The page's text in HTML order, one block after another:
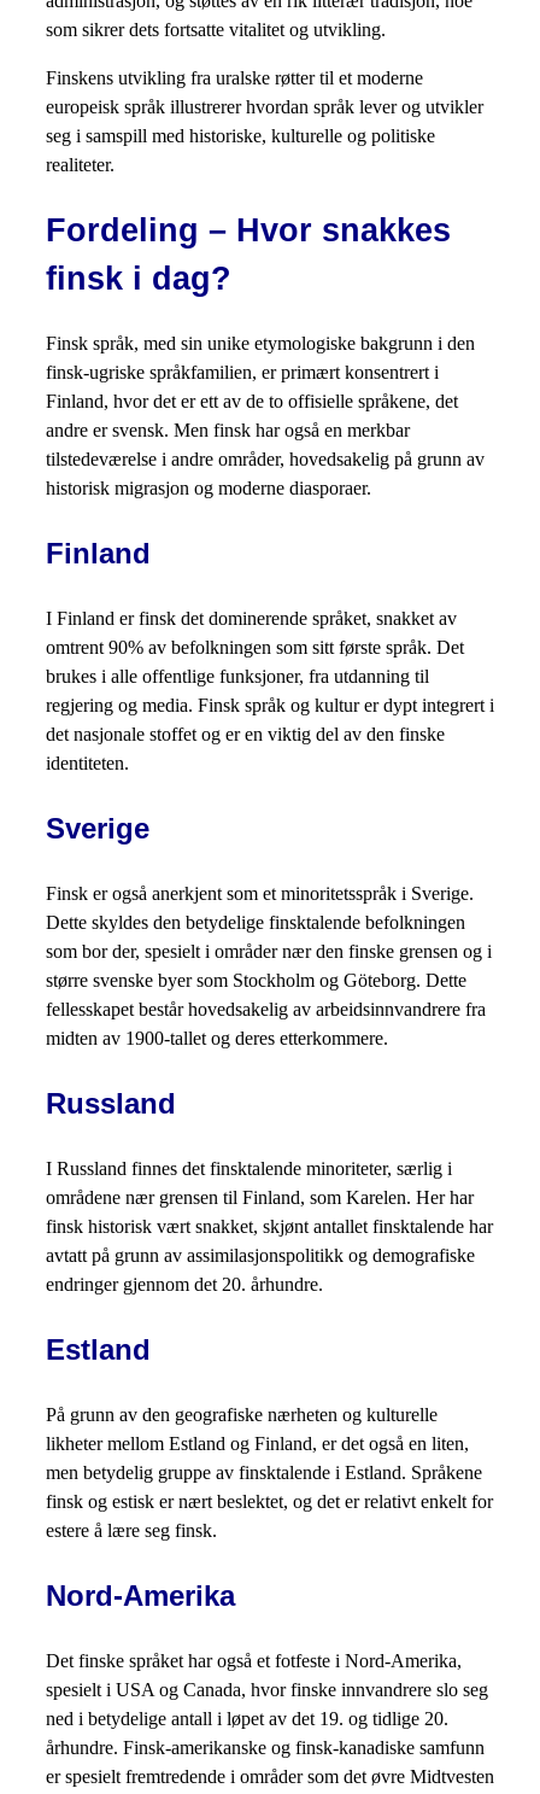
som sikrer dets fortsatte vitalitet og utvikling.
Finskens utvikling fra uralske røtter til et moderne
europeisk språk illustrerer hvordan språk lever og utvikler
seg i samspill med historiske, kulturelle og politiske
realiteter.
Fordeling – Hvor snakkes
finsk i dag?
Finsk språk, med sin unike etymologiske bakgrunn i den
finsk-ugriske språkfamilien, er primært konsentrert i
Finland, hvor det er ett av de to offisielle språkene, det
andre er svensk. Men finsk har også en merkbar
tilstedeværelse i andre områder, hovedsakelig på grunn av
historisk migrasjon og moderne diasporaer.
Finland
I Finland er finsk det dominerende språket, snakket av
omtrent 90% av befolkningen som sitt første språk. Det
brukes i alle offentlige funksjoner, fra utdanning til
regjering og media. Finsk språk og kultur er dypt integrert i
det nasjonale stoffet og er en viktig del av den finske
identiteten.
Sverige
Finsk er også anerkjent som et minoritetsspråk i Sverige.
Dette skyldes den betydelige finsktalende befolkningen
som bor der, spesielt i områder nær den finske grensen og i
større svenske byer som Stockholm og Göteborg. Dette
fellesskapet består hovedsakelig av arbeidsinnvandrere fra
midten av 1900-tallet og deres etterkommere.
Russland
I Russland finnes det finsktalende minoriteter, særlig i
områdene nær grensen til Finland, som Karelen. Her har
finsk historisk vært snakket, skjønt antallet finsktalende har
avtatt på grunn av assimilasjonspolitikk og demografiske
endringer gjennom det 20. århundre.
Estland
På grunn av den geografiske nærheten og kulturelle
likheter mellom Estland og Finland, er det også en liten,
men betydelig gruppe av finsktalende i Estland. Språkene
finsk og estisk er nært beslektet, og det er relativt enkelt for
estere å lære seg finsk.
Nord-Amerika
Det finske språket har også et fotfeste i Nord-Amerika,
spesielt i USA og Canada, hvor finske innvandrere slo seg
ned i betydelige antall i løpet av det 19. og tidlige 20.
århundre. Finsk-amerikanske og finsk-kanadiske samfunn
er spesielt fremtredende i områder som det øvre Midtvesten